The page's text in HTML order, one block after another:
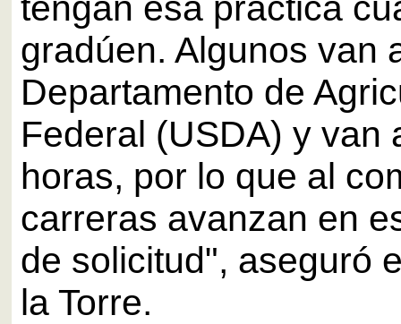
gradúen. Algunos van
Departamento de
Federal (USDA) y van
horas, por lo que al
carreras avanzan en
de solicitud", aseguró
la Torre.